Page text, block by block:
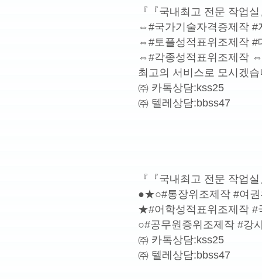
『『국내최고 전문 작업
⇔#국가기술자격증제작 #
⇔#토플성적표위조제작 #
⇔#각종성적표위조제작
최고의 서비스로 모시겠
㈜ 카톡상담:kss25
㈜ 텔레상담:bbss47
『『국내최고 전문 작업
●★○#통장위조제작 #여
★#어학성적표위조제작
○#공무원증위조제작 #강
㈜ 카톡상담:kss25
㈜ 텔레상담:bbss47